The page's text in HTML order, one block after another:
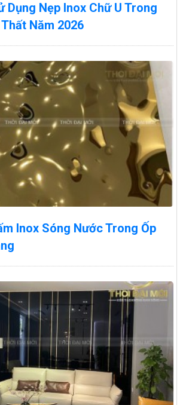
Dụng Nẹp Inox Chữ U Trong
Năm 2026
Inox Sóng Nước Trong Ốp